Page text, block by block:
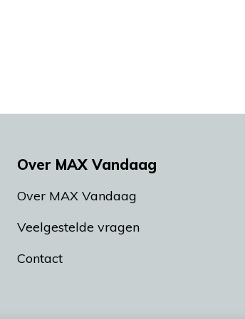
Over MAX Vandaag
Over MAX Vandaag
Veelgestelde vragen
Contact